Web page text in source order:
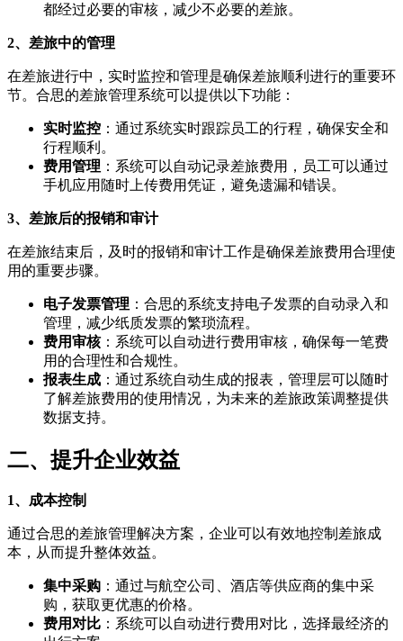
都经过必要的审核，减少不必要的差旅。
2、差旅中的管理
在差旅进行中，实时监控和管理是确保差旅顺利进行的重要环
节。合思的差旅管理系统可以提供以下功能：
实时监控 ：通过系统实时跟踪员工的行程，确保安全和
行程顺利。
费用管理 ：系统可以自动记录差旅费用，员工可以通过
手机应用随时上传费用凭证，避免遗漏和错误。
3、差旅后的报销和审计
在差旅结束后，及时的报销和审计工作是确保差旅费用合理使
用的重要步骤。
电子发票管理 ：合思的系统支持电子发票的自动录入和
管理，减少纸质发票的繁琐流程。
费用审核：系统可以自动进行费用审核，确保每一笔费
用的合理性和合规性。
报表生成 ：通过系统自动生成的报表，管理层可以随时
了解差旅费用的使用情况，为未来的差旅政策调整提供
数据支持。
二、提升企业效益
1、成本控制
通过合思的差旅管理解决方案，企业可以有效地控制差旅成
本，从而提升整体效益。
集中采购 ：通过与航空公司、酒店等供应商的集中采
购，获取更优惠的价格。
费用对比 ：系统可以自动进行费用对比，选择最经济的